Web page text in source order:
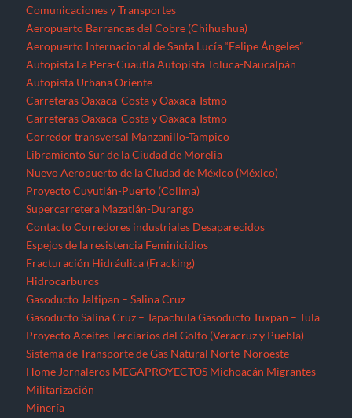
Comunicaciones y Transportes
Aeropuerto Barrancas del Cobre (Chihuahua)
Aeropuerto Internacional de Santa Lucía “Felipe Ángeles”
Autopista La Pera-Cuautla Autopista Toluca-Naucalpán
Autopista Urbana Oriente
Carreteras Oaxaca-Costa y Oaxaca-Istmo
Carreteras Oaxaca-Costa y Oaxaca-Istmo
Corredor transversal Manzanillo-Tampico
Libramiento Sur de la Ciudad de Morelia
Nuevo Aeropuerto de la Ciudad de México (México)
Proyecto Cuyutlán-Puerto (Colima)
Supercarretera Mazatlán-Durango
Contacto Corredores industriales Desaparecidos
Espejos de la resistencia Feminicidios
Fracturación Hidráulica (Fracking)
Hidrocarburos
Gasoducto Jaltipan – Salina Cruz
Gasoducto Salina Cruz – Tapachula Gasoducto Tuxpan – Tula
Proyecto Aceites Terciarios del Golfo (Veracruz y Puebla)
Sistema de Transporte de Gas Natural Norte-Noroeste
Home Jornaleros MEGAPROYECTOS Michoacán Migrantes
Militarización
Minería